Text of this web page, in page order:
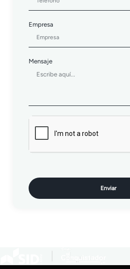
Empresa
Mensaje
Enviar